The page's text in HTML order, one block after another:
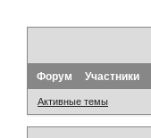
Форум Участники
Активные темы